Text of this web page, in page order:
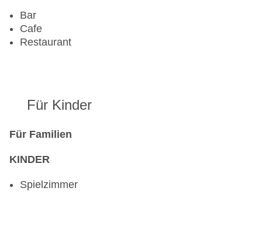
Gesamtanzahl der Zimmer: 120
Pools:Indoor Pool, Outdoor Pool, Liegen am Pool
Zahlungsarten: American Express, EC Maestro,
Bar
Cafe
Restaurant
Für Kinder
Für Familien
KINDER
Spielzimmer